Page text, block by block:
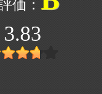
3.83